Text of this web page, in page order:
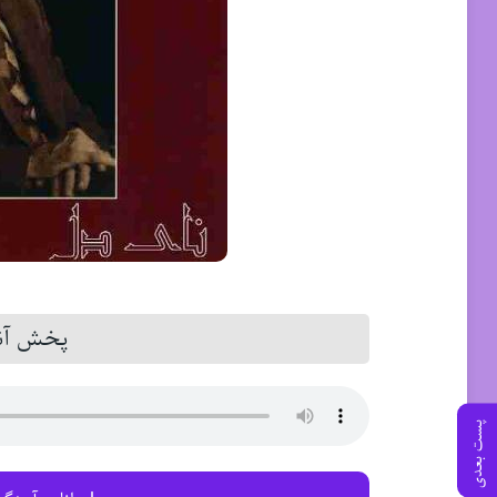
پست بعدی
پخش